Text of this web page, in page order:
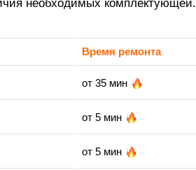
необходимых комплектующей.
Время ремонта
от 35 мин
от 5 мин
от 5 мин